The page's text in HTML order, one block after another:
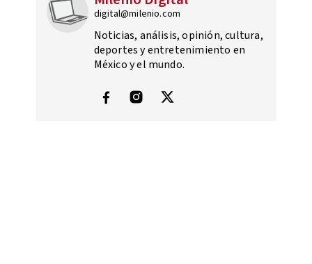
digital@milenio.com
Noticias, análisis, opinión, cultura,
deportes y entretenimiento en
México y el mundo.